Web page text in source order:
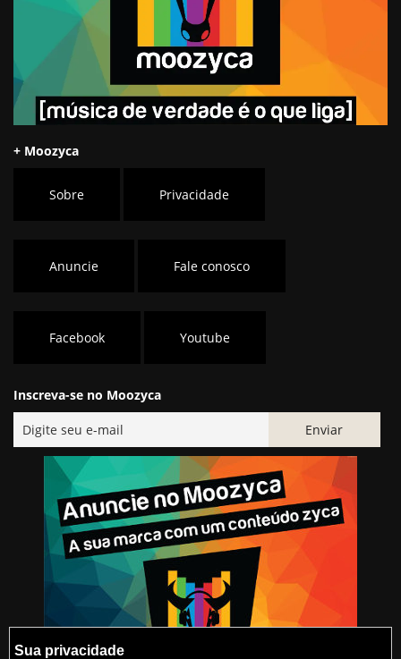
+ Moozyca
Sobre Privacidade
Anuncie Fale conosco
Facebook Youtube
Inscreva-se no Moozyca
Sua privacidade